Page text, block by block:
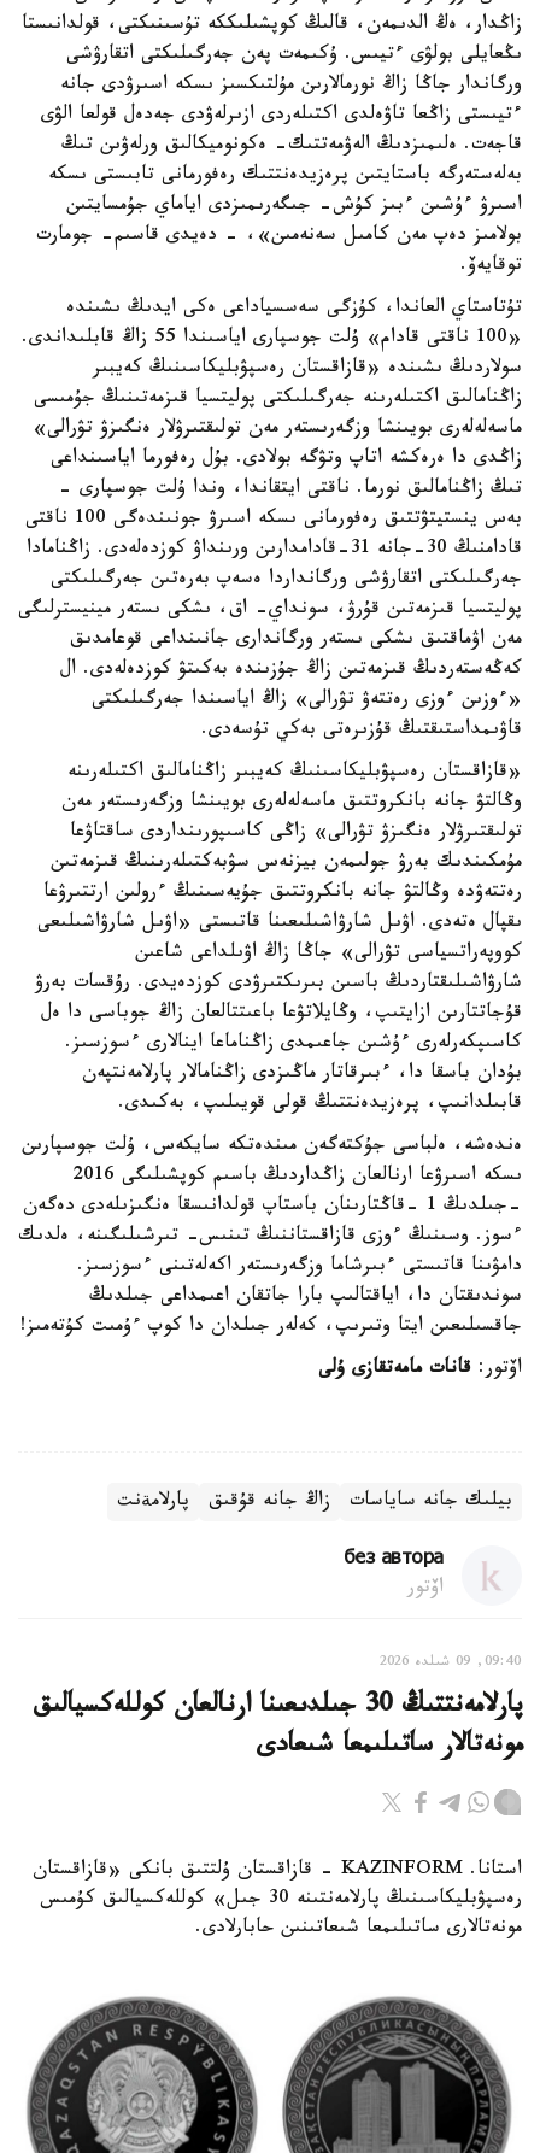
زاڭدار، ەڭ الدىمەن، قالىڭ كوپشىلىككە تۇسىنىكتى، قولدانىستا
ىڭعايلى بولۋى ءتيىس. ۇكىمەت پەن جەرگىلىكتى اتقارۋشى
ورگاندار جاڭا زاڭ نورمالارىن مۇلتىكسىز ىسكە اسىرۋدى جانە
ءتيىستى زاڭعا تاۋەلدى اكتىلەردى ازىرلەۋدى جەدەل قولعا الۋى
قاجەت. ەلىمىزدىڭ الەۋمەتتىك- ەكونوميكالىق ورلەۋىن تىڭ
بەلەستەرگە باستايتىن پرەزيدەنتتىك رەفورمانى تابىستى ىسكە
اسىرۋ ءۇشىن ءبىز كۇش- جىگەرىمىزدى اياماي جۇمسايتىن
بولامىز دەپ مەن كامىل سەنەمىن»، - دەيدى قاسىم- جومارت
توقايەۆ.
تۇتاستاي العاندا، كۇزگى سەسسياداعى ەكى ايدىڭ ىشىندە
«100 ناقتى قادام» ۇلت جوسپارى اياسىندا 55 زاڭ قابلىداندى.
سولاردىڭ ىشىندە «قازاقستان رەسپۋبليكاسىنىڭ كەيبىر
زاڭنامالىق اكتىلەرىنە جەرگىلىكتى پوليتسيا قىزمەتىنىڭ جۇمىسى
ماسەلەلەرى بويىنشا وزگەرىستەر مەن تولىقتىرۋلار ەنگىزۋ تۋرالى»
زاڭدى دا ەرەكشە اتاپ وتۋگە بولادى. بۇل رەفورما اياسىنداعى
تىڭ زاڭنامالىق نورما. ناقتى ايتقاندا، وندا ۇلت جوسپارى -
بەس ينستيتۋتتىق رەفورمانى ىسكە اسىرۋ جونىندەگى 100 ناقتى
قادامنىڭ 30-جانە 31-قادامدارىن ورىنداۋ كوزدەلەدى. زاڭنامادا
جەرگىلىكتى اتقارۋشى ورگانداردا ەسەپ بەرەتىن جەرگىلىكتى
پوليتسيا قىزمەتىن قۇرۋ، سونداي- اق، ىشكى ىستەر مينيسترلىگى
مەن اۋماقتىق ىشكى ىستەر ورگاندارى جانىنداعى قوعامدىق
كەڭەستەردىڭ قىزمەتىن زاڭ جۇزىندە بەكىتۋ كوزدەلەدى. ال
«ءوزىن ءوزى رەتتەۋ تۋرالى» زاڭ اياسىندا جەرگىلىكتى
قاۋىمداستىقتىڭ قۇزىرەتى بەكي تۇسەدى.
«قازاقستان رەسپۋبليكاسىنىڭ كەيبىر زاڭنامالىق اكتىلەرىنە
وڭالتۋ جانە بانكروتتىق ماسەلەلەرى بويىنشا وزگەرىستەر مەن
تولىقتىرۋلار ەنگىزۋ تۋرالى» زاڭى كاسىپورىنداردى ساقتاۋعا
مۇمكىندىك بەرۋ جولىمەن بيزنەس سۋبەكتىلەرىنىڭ قىزمەتىن
رەتتەۋدە وڭالتۋ جانە بانكروتتىق جۇيەسىنىڭ ءرولىن ارتتىرۋعا
ىقپال ەتەدى. اۋىل شارۋاشىلىعىنا قاتىستى «اۋىل شارۋاشىلىعى
كووپەراتسياسى تۋرالى» جاڭا زاڭ اۋىلداعى شاعىن
شارۋاشىلىقتاردىڭ باسىن بىرىكتىرۋدى كوزدەيدى. رۇقسات بەرۋ
قۇجاتتارىن ازايتىپ، وڭايلاتۋعا باعىتتالعان زاڭ جوباسى دا ەل
كاسىپكەرلەرى ءۇشىن جاعىمدى زاڭناماعا اينالارى ءسوزسىز.
بۇدان باسقا دا، ءبىرقاتار ماڭىزدى زاڭنامالار پارلامەنتپەن
قابىلدانىپ، پرەزيدەنتتىڭ قولى قويىلىپ، بەكىدى.
ەندەشە، ەلباسى جۇكتەگەن مىندەتكە سايكەس، ۇلت جوسپارىن
ىسكە اسىرۋعا ارنالعان زاڭداردىڭ باسىم كوپشىلىگى 2016
-جىلدىڭ 1 -قاڭتارىنان باستاپ قولدانىسقا ەنگىزىلەدى دەگەن
ءسوز. وسىنىڭ ءوزى قازاقستاننىڭ تىنىس- تىرشىلىگىنە، ەلدىك
دامۋىنا قاتىستى ءبىرشاما وزگەرىستەر اكەلەتىنى ءسوزسىز.
سوندىقتان دا، اياقتالىپ بارا جاتقان اعىمداعى جىلدىڭ
جاقسىلىعىن ايتا وتىرىپ، كەلەر جىلدان دا كوپ ءۇمىت كۇتەمىز!
اۆتور: قانات مامەتقازى ۇلى
بيلىك جانە ساياسات زاڭ جانە قۇقىق پارلامةنت
без автора
اۆتور
09:40, 09 شىلدە 2026
پارلامەنتتىڭ 30 جىلدىعىنا ارنالعان كوللەكسيالىق
مونەتالار ساتىلىمعا شىعادى
استانا. KAZINFORM - قازاقستان ۇلتتىق بانكى «قازاقستان
رەسپۋبليكاسىنىڭ پارلامەنتىنە 30 جىل» كوللەكسيالىق كۇمىس
مونەتالارى ساتىلىمعا شىعاتىنىن حابارلادى.